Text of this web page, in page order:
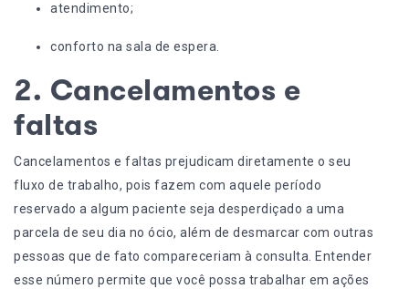
atendimento;
conforto na sala de espera.
2. Cancelamentos e
faltas
Cancelamentos e faltas prejudicam diretamente o seu
fluxo de trabalho, pois fazem com aquele período
reservado a algum paciente seja desperdiçado a uma
parcela de seu dia no ócio, além de desmarcar com outras
pessoas que de fato compareceriam à consulta. Entender
esse número permite que você possa trabalhar em ações